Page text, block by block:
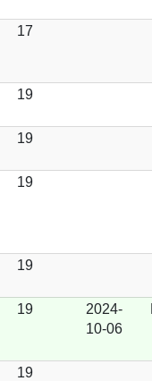
17
19
19
19
19
19
2024-
10-06
19